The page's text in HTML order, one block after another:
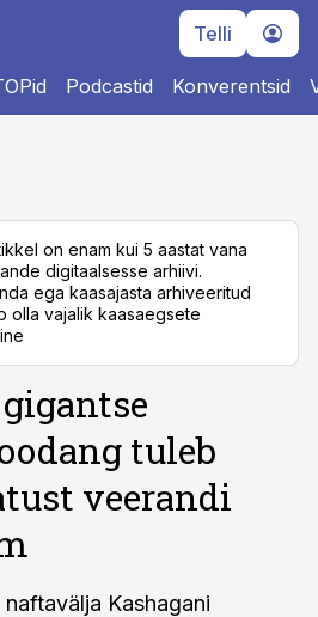
Telli
Podcastid Konverentsid
on enam kui 5 aastat vana
digitaalsesse arhiivi.
ega kaasajasta arhiveeritud
olla vajalik kaasaegsete
tuleb
veerandi
Kashagani